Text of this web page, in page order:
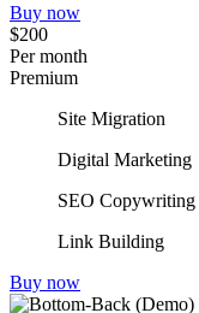
Buy now
$200
Per month
Premium
Site Migration
Digital Marketing
SEO Copywriting
Link Building
Buy now